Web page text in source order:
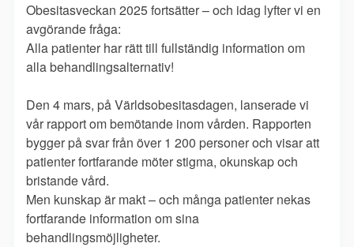
Obesitasveckan 2025 fortsätter – och idag lyfter vi en
avgörande fråga:
Alla patienter har rätt till fullständig information om
alla behandlingsalternativ!
Den 4 mars, på Världsobesitasdagen, lanserade vi
vår rapport om bemötande inom vården. Rapporten
bygger på svar från över 1 200 personer och visar att
patienter fortfarande möter stigma, okunskap och
bristande vård.
Men kunskap är makt – och många patienter nekas
fortfarande information om sina
behandlingsmöjligheter.